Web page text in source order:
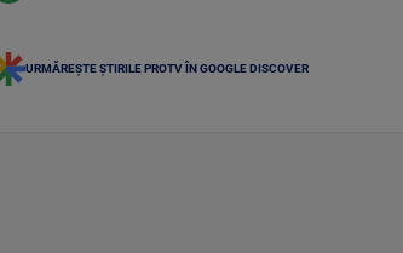
URMĂREȘTE ȘTIRILE PROTV ÎN GOOGLE DISCOVER